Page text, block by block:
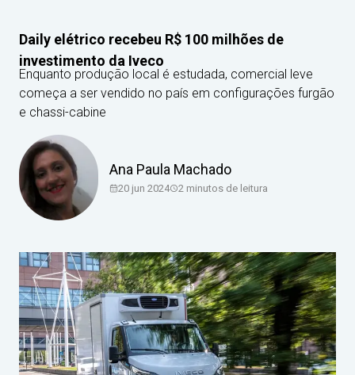
Daily elétrico recebeu R$ 100 milhões de
investimento da Iveco
Enquanto produção local é estudada, comercial leve
começa a ser vendido no país em configurações furgão
e chassi-cabine
Ana Paula Machado
20 jun 2024 2 minutos de leitura